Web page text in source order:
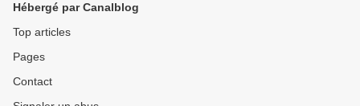
Hébergé par Canalblog
Top articles
Pages
Contact